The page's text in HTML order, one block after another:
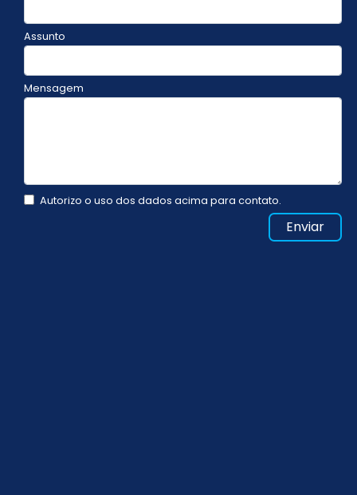
Assunto
Mensagem
Autorizo o uso dos dados acima para contato.
Enviar